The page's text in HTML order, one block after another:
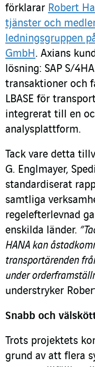
förklarar Robert
tjänster och
ledningsgruppen
GmbH. Axians
lösning: SAP S/
transaktioner och
LBASE för
integrerat till en
analysplattform.
Tack vare detta
G. Englmayer,
standardiserat
samtliga
regelefterlevnad
enskilda länder.
HANA kan
transportärenden
under
understryker
Snabb och
Trots projektets
grund av att flera